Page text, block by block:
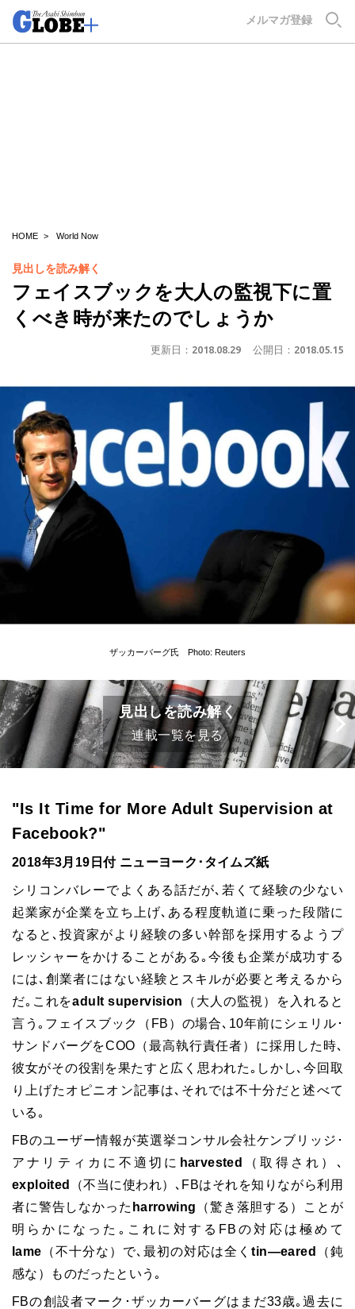
メルマガ登録
HOME World Now
見出しを読み解く
フェイスブックを大人の監視下に置
くべき時が来たのでしょうか
更新日： 2018.08.29 公開日： 2018.05.15
ザッカーバーグ氏 Photo: Reuters
見出しを読み解く
連載一覧を見る
"Is It Time for More Adult Supervision at
Facebook?"
2018年3月19日付 ニューヨーク･タイムズ紙
シリコンバレーでよくある話だが､若くて経験の少ない
起業家が企業を立ち上げ､ある程度軌道に乗った段階に
なると､投資家がより経験の多い幹部を採用するようプ
レッシャーをかけることがある｡今後も企業が成功する
には､創業者にはない経験とスキルが必要と考えるから
だ｡これをadult supervision （大人の監視）を入れると
言う｡フェイスブック（FB）の場合､10年前にシェリル･
サンドバーグをCOO（最高執行責任者）に採用した時､
彼女がその役割を果たすと広く思われた｡しかし､今回取
り上げたオピニオン記事は､それでは不十分だと述べて
いる｡
FBのユーザー情報が英選挙コンサル会社ケンブリッジ･
アナリティカに不適切に harvested
（取得され）､
exploited
（不当に使われ）､FBはそれを知りながら利用
者に警告しなかった harrowing （驚き落胆する）ことが
明らかになった｡これに対するFBの対応は極めて
lame （不十分な）で､最初の対応は全くtin―eared
（鈍
感な）ものだったという｡
FBの創設者マーク･ザッカーバーグはまだ33歳｡過去に